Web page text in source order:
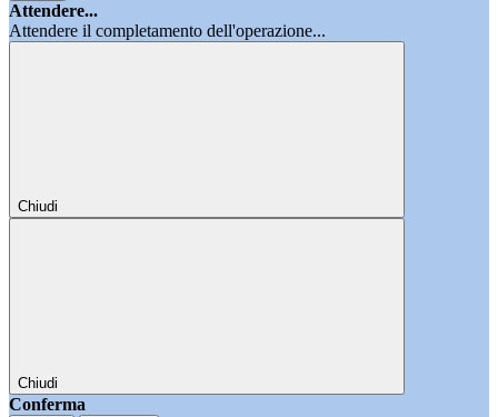
Attendere...
Attendere il completamento dell'operazione...
Chiudi
Chiudi
Conferma